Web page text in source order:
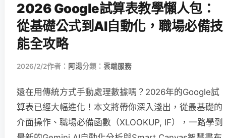
2026 Google試算表教學懶人包：
從基礎公式到AI自動化，職場必備技
能全攻略
2026/2/2作者： 阿湯分類： 雲端服務
還在用傳統方式手動處理數據嗎？2026年的Google試
算表已經大幅進化！本文將帶你深入淺出，從最基礎的
介面操作、職場必備函數（XLOOKUP, IF），一路學到